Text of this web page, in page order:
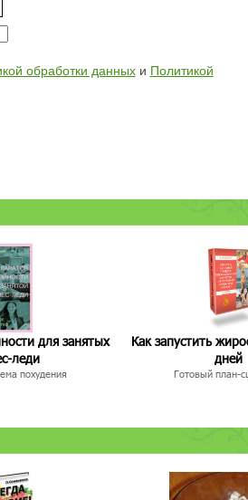
обработки данныхи Политикой
для занятых
леди
похудения
Как запустить
дней
Готовый план-